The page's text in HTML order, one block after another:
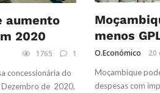
aumento
2020
1765 1
concessionária do
de 2020,
menos
O.Económico 20
Moçambique
despesas com